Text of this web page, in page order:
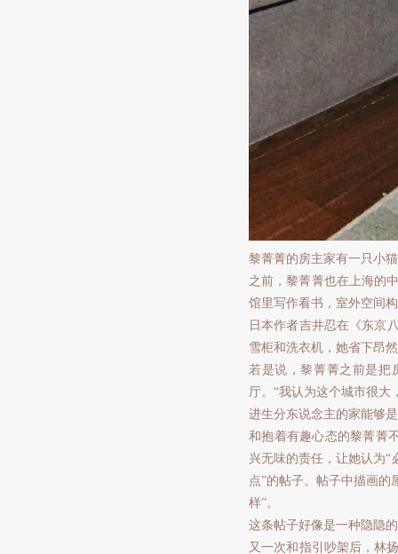
黎菁菁的房主家有一只小
之前，黎菁菁也在上海的
馆里写作看书，室外空间
日本作者吉井忍在《东京
雪柜和洗衣机，她省下昂
若是说，黎菁菁之前是把
厅。“我认为这个城市很大
进生分东说念主的家能够
和抱着有趣心态的黎菁菁
兴无味的责任，让她认为“
点”的帖子。帖子中描画
样”。
这条帖子好像是一种隐隐
又一次和指引吵架后，林